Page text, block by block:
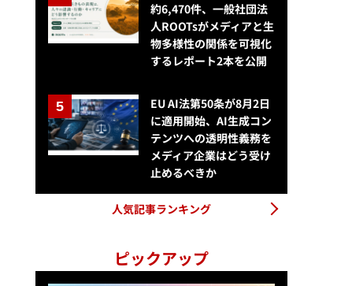
約6,470件、一般社団法
人ROOTsがメディアと生
物多様性の関係を可視化
するレポート2本を公開
EU AI法第50条が8月2日
に適用開始、AI生成コン
テンツへの透明性義務を
メディア企業はどう受け
止めるべきか
人気記事ランキング
ピックアップ